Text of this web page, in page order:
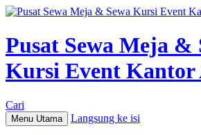
Pusat Sewa Meja &
Kursi Event Kantor
Cari
Menu Utama Langsung ke isi